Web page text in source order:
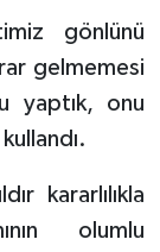
gönlünü
gelmemesi
yaptık, onu
kararlılıkla
olumlu